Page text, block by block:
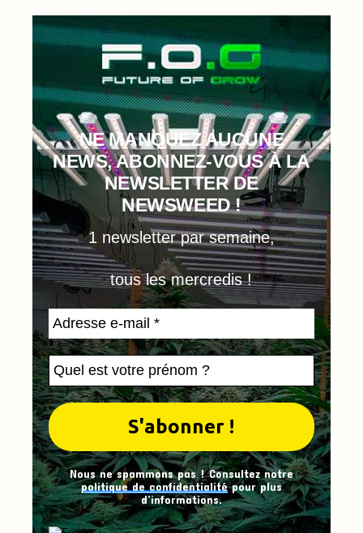
NE MANQUEZ AUCUNE
NEWS, ABONNEZ-VOUS À LA
NEWSLETTER DE
NEWSWEED !
1 newsletter par semaine,
tous les mercredis !
Nous ne spammons pas ! Consultez notre
politique de confidentialitépour plus
d’informations.